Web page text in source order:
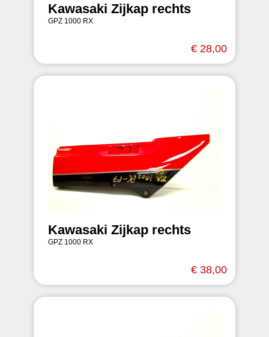
Kawasaki Zijkap rechts
GPZ 1000 RX
€ 28,00
Kawasaki Zijkap rechts
GPZ 1000 RX
€ 38,00